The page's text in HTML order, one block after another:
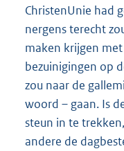
ChristenUnie had
nergens terecht
maken krijgen
bezuinigingen op
zou naar de
woord – gaan. Is
steun in te
andere de